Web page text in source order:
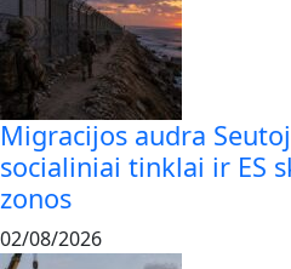
Migracijos audra
socialiniai tinklai ir ES
zonos
02/08/2026